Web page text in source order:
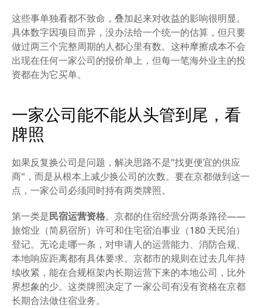
这些事单独看都不致命，叠加起来对收益的影响很明显。
具体数字因项目而异，没办法给一个统一的估算，但只要
做过两三个完整周期的人都心里有数。这种摩擦成本不会
出现在任何一家公司的报价单上，但每一笔海外业主的投
资都在为它买单。
一家公司能不能从头管到尾，看
牌照
如果反复换公司是问题，解决思路不是"找更便宜的供应
商"，而是从根本上减少换公司的次数。要在京都做到这一
点，一家公司必须同时持有两类牌照。
第一类是民宿运营资格。京都的住宿经营分两条路径——
旅馆业（简易宿所）许可和住宅宿泊事业（180 天民泊）
登记。无论走哪一条，对申请人的运营能力、消防合规、
本地响应距离都有具体要求。京都市的规则在过去几年持
续收紧，能在合规框架内长期运营下来的本地公司，比外
界想象的少。这类牌照决定了一家公司有没有资格在京都
长期合法做住宿业务。